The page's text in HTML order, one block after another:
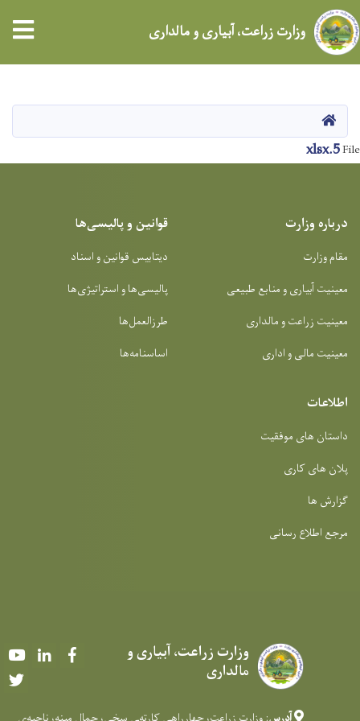
content
وزارت زراعت، آبیاری و مالداری
HOME
File
5.xlsx
درباره وزارت
مقام وزارت
معینیت آبیاری و منابع طبیعی
معینیت زراعت و مالداری
معینیت مالی و اداری
قوانین و پالیسی‌ها
دیتابیس قوانین و اسناد
پالیسی‌ها و استراتیژی‌ها
طرزالعمل‌ها
اساسنامه‌ها
اطلاعات
داستان های موفقیت
پلان های کاری
گزارش ها
مرجع اطلاع رسانی
وزارت زراعت، آبیاری و
مالداری
YoutubeLinkedIn